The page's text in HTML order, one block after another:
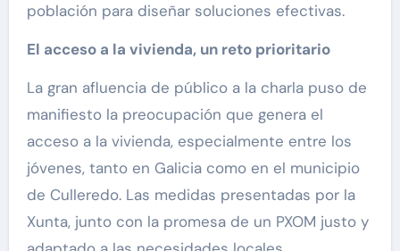
población para diseñar soluciones efectivas.
El acceso a la vivienda, un reto prioritario
La gran afluencia de público a la charla puso de
manifiesto la preocupación que genera el
acceso a la vivienda, especialmente entre los
jóvenes, tanto en Galicia como en el municipio
de Culleredo. Las medidas presentadas por la
Xunta, junto con la promesa de un PXOM justo y